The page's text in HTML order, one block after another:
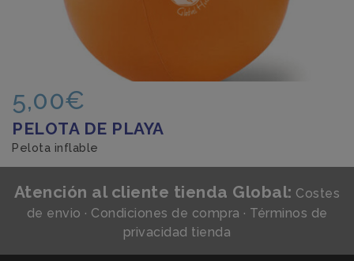
5,00€
PELOTA DE PLAYA
Pelota inflable
Atención al cliente tienda Global: Costes
de envio · Condiciones de compra · Términos de
privacidad tienda